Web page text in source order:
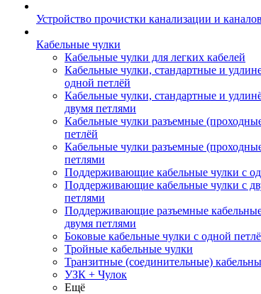
Устройство прочистки канализации и
Кабельные чулки
Кабельные чулки для легких кабелей
Кабельные чулки, стандартные и
одной петлёй
Кабельные чулки, стандартные и
двумя петлями
Кабельные чулки разъемные
петлёй
Кабельные чулки разъемные
петлями
Поддерживающие кабельные чулки с
Поддерживающие кабельные чулки с
петлями
Поддерживающие разъемные
двумя петлями
Боковые кабельные чулки с одной
Тройные кабельные чулки
Транзитные (соединительные)
УЗК + Чулок
Ещё